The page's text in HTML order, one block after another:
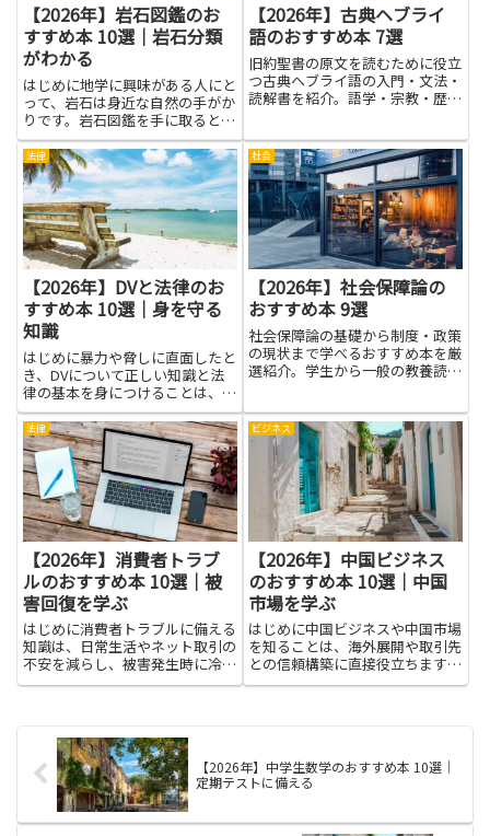
【2026年】岩石図鑑のお
すすめ本 10選｜岩石分類
がわかる
はじめに地学に興味がある人にと
って、岩石は身近な自然の手がか
りです。岩石図鑑を手に取ると、
石の色やかたちだけでなく、どう
やってできたか、どんな性質があ
るかが見えてきます。その理解
は、地球の歴史を感じる入口にな
ります。岩石分類がわかると、山
の...
【2026年】古典ヘブライ
語のおすすめ本 7選
旧約聖書の原文を読むために役立
つ古典ヘブライ語の入門・文法・
読解書を紹介。語学・宗教・歴史
法律
【2026年】DVと法律のお
すすめ本 10選｜身を守る
知識
はじめに暴力や脅しに直面したと
き、DVについて正しい知識と法
律の基本を身につけることは、自
分や家族の安全を守るうえで大き
な助けになります。本記事で紹介
する本を通じて、暴力のサインを
見分ける力や、加害行為に対する
法的な権利、相談窓口や手続き
の...
社会
【2026年】社会保障論の
おすすめ本 9選
社会保障論の基礎から制度・政策
の現状まで学べるおすすめ本を厳
選紹介。学生から一般の教養読者
法律
【2026年】消費者トラブ
ルのおすすめ本 10選｜被
害回復を学ぶ
はじめに消費者トラブルに備える
知識は、日常生活やネット取引の
不安を減らし、被害発生時に冷静
に行動する力を育てます。本を通
交渉の基本を学べば、被害の拡大
を防ぎやすくなります。知識が
あ...
ビジネス
【2026年】中国ビジネス
のおすすめ本 10選｜中国
市場を学ぶ
はじめに中国ビジネスや中国市場
を知ることは、海外展開や取引先
との信頼構築に直接役立ちます。
本書で紹介する本を読むと、消費
【2026年】中学生数学のおすすめ本 10選｜
定期テストに備える